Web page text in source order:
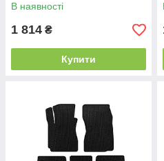
В наявності
1 814 ₴
Купити